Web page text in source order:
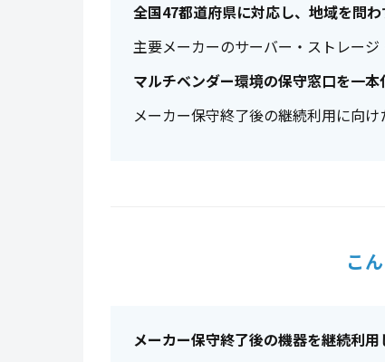
全国47都道府県に対応し、地域を問
主要メーカーのサーバー・ストレー
マルチベンダー環境の保守窓口を一本
メーカー保守終了後の継続利用に向
こ
メーカー保守終了後の機器を継続利用